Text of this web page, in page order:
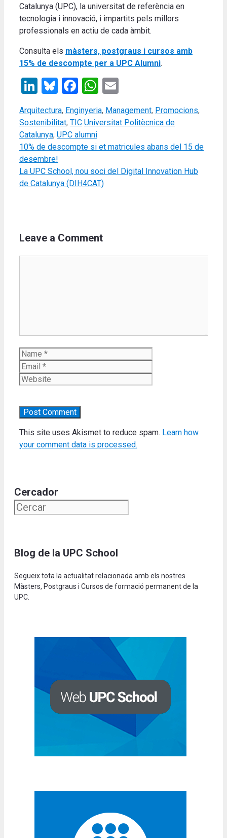
Catalunya (UPC), la universitat de referència en
tecnologia i innovació, i impartits pels millors
professionals en actiu de cada àmbit.
Consulta els màsters, postgraus i cursos amb
15% de descompte per a UPC Alumni.
LinkedIn
Bluesky
Facebook
WhatsApp
Categories
Arquitectura, Enginyeria, Management, Promocions,
Sostenibilitat, TIC Tags
Universitat Politècnica de
Catalunya, UPC alumni
10% de descompte si et matricules abans del 15 de
desembre!
La UPC School, nou soci del Digital Innovation Hub
de Catalunya (DIH4CAT)
Leave a Comment
Name
This site uses Akismet to reduce spam. Learn how
your comment data is processed.
Cercador
Blog de la UPC School
Segueix tota la actualitat relacionada amb els nostres
Màsters, Postgraus i Cursos de formació permanent de la
UPC.